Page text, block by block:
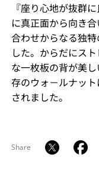
『座り心地が抜群
に真正面から向き
合わせからなる独
した。からだにス
な一枚板の背が美
存のウォ－ルナッ
されました。
Share